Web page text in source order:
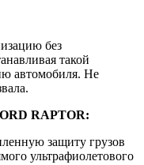
без
такой
автомобиля. Не
RAPTOR:
защиту грузов
ультрафиолетового